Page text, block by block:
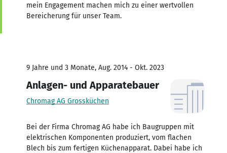
mein Engagement machen mich zu einer wertvollen
Bereicherung für unser Team.
9 Jahre und 3 Monate, Aug. 2014 - Okt. 2023
Anlagen- und Apparatebauer
Chromag AG Grossküchen
Bei der Firma Chromag AG habe ich Baugruppen mit
elektrischen Komponenten produziert, vom flachen
Blech bis zum fertigen Küchenapparat. Dabei habe ich